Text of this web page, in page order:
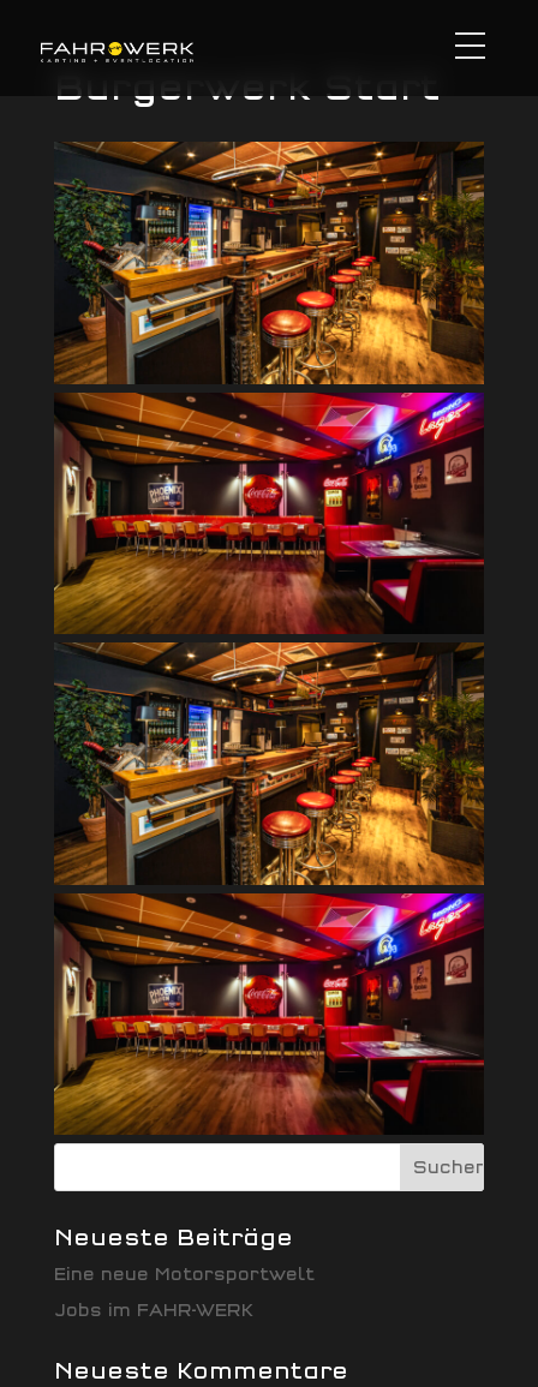
Burgerwerk Start
Neueste Beiträge
Eine neue Motorsportwelt
Jobs im FAHR-WERK
Neueste Kommentare